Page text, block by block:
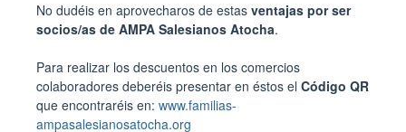
No dudéis en aprovecharos de estas ventajas por ser
socios/as de AMPA Salesianos Atocha.
Para realizar los descuentos en los comercios
colaboradores deberéis presentar en éstos el Código QR
que encontraréis en: www.familias-
ampasalesianosatocha.org